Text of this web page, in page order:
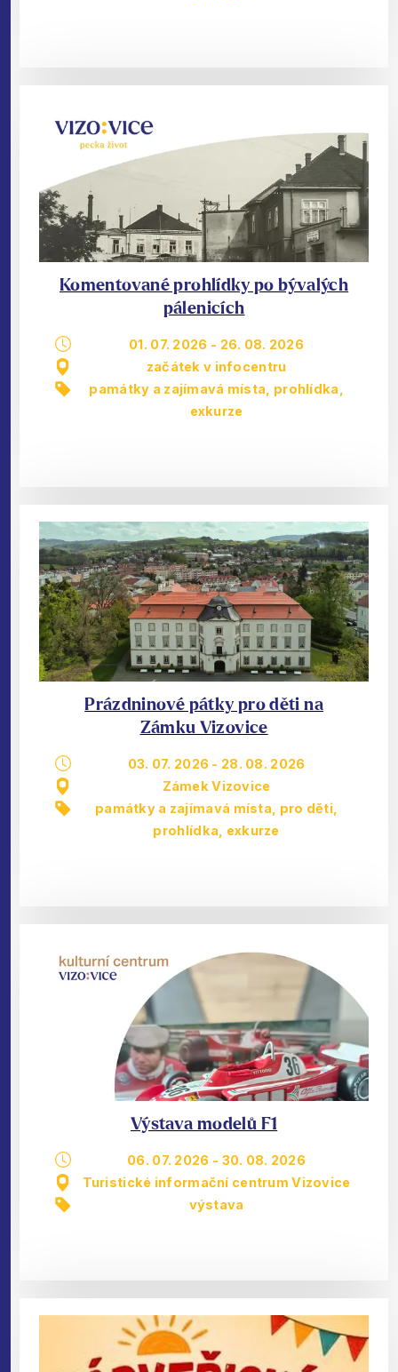
Komentované prohlídky po bývalých
pálenicích
01. 07. 2026 - 26. 08. 2026
začátek v infocentru
památky a zajímavá místa
prohlídka,
exkurze
Prázdninové pátky pro děti na
Zámku Vizovice
03. 07. 2026 - 28. 08. 2026
Zámek Vizovice
památky a zajímavá místa
pro děti,
prohlídka, exkurze
Výstava modelů F1
06. 07. 2026 - 30. 08. 2026
Turistické informační centrum Vizovice
výstava